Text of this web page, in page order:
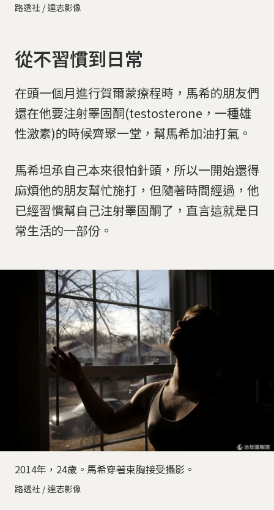
路透社 / 達志影像
從不習慣到日常
在頭一個月進行賀爾蒙療程時，馬希的朋友們
還在他要注射睪固酮(testosterone，一種雄
性激素)的時候齊聚一堂，幫馬希加油打氣。
馬希坦承自己本來很怕針頭，所以一開始還得
麻煩他的朋友幫忙施打，但隨著時間經過，他
已經習慣幫自己注射睪固酮了，直言這就是日
常生活的一部份。
2014年，24歲。馬希穿著束胸接受攝影。
路透社 / 達志影像